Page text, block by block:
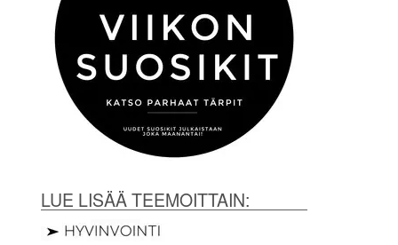
LUE LISÄÄ TEEMOITTAIN: